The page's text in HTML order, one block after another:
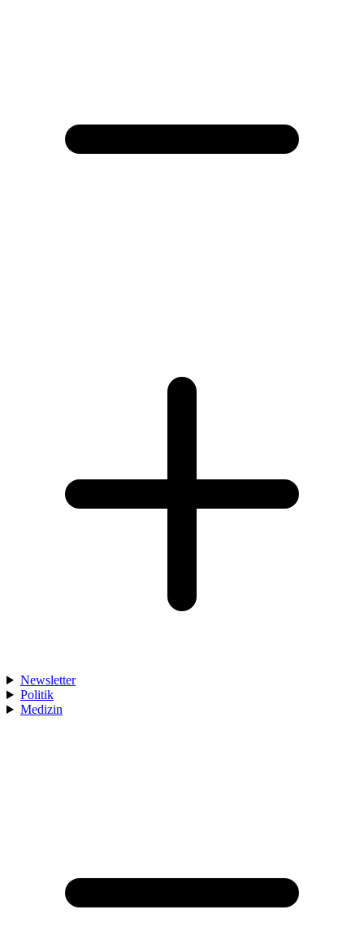
Newsletter
Politik
Medizin